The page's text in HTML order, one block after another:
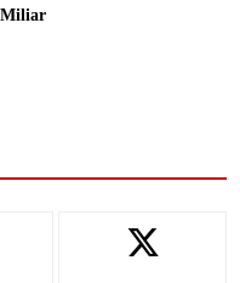
Miliar